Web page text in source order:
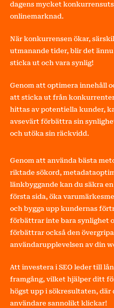
dagens mycket
onlinemarknad.
När konkurrensen ökar,
utmanande tider, blir det
sticka ut och vara synlig!
Genom att optimera innehåll
att sticka ut från
hittas av potentiella kunder,
avsevärt förbättra sin
och utöka sin räckvidd.
Genom att använda bästa
riktade sökord,
länkbyggande kan du säkra
första sida, öka
och bygga upp kundernas
förbättrar inte bara synlighet
förbättrar också den
användarupplevelsen av din
Att investera i SEO leder till
framgång, vilket hjälper ditt
högst upp i sökresultaten, där
användare sannolikt klickar!